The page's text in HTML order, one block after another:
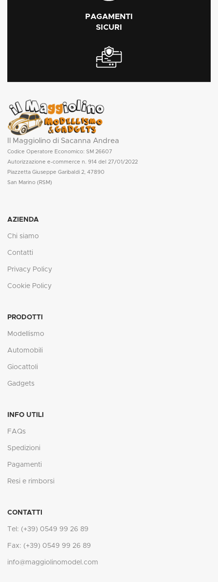
PAGAMENTI
SICURI
Il Maggiolino di Sacanna Andrea
Codice Operatore Economico: SM 26607
Autorizzazione e-commerce n. 914 del 27/01/2022
Piazzetta Giuseppe Garibaldi 2, 47890
San Marino (RSM)
AZIENDA
Chi siamo
Contatti
Privacy Policy
Cookie Policy
PRODOTTI
Modellismo
Automobili
Giocattoli
Gadgets
INFO UTILI
FAQs
Spedizioni
Pagamenti
Resi e rimborsi
CONTATTI
Tel: (+39) 0549 99 26 89
Fax: (+39) 0549 99 26 89
info@maggiolinomodel.com